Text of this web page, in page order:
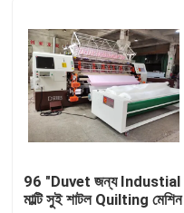
96 "Duvet জন্য Industial
মাল্টি সুই শাটল Quilting মেশিন